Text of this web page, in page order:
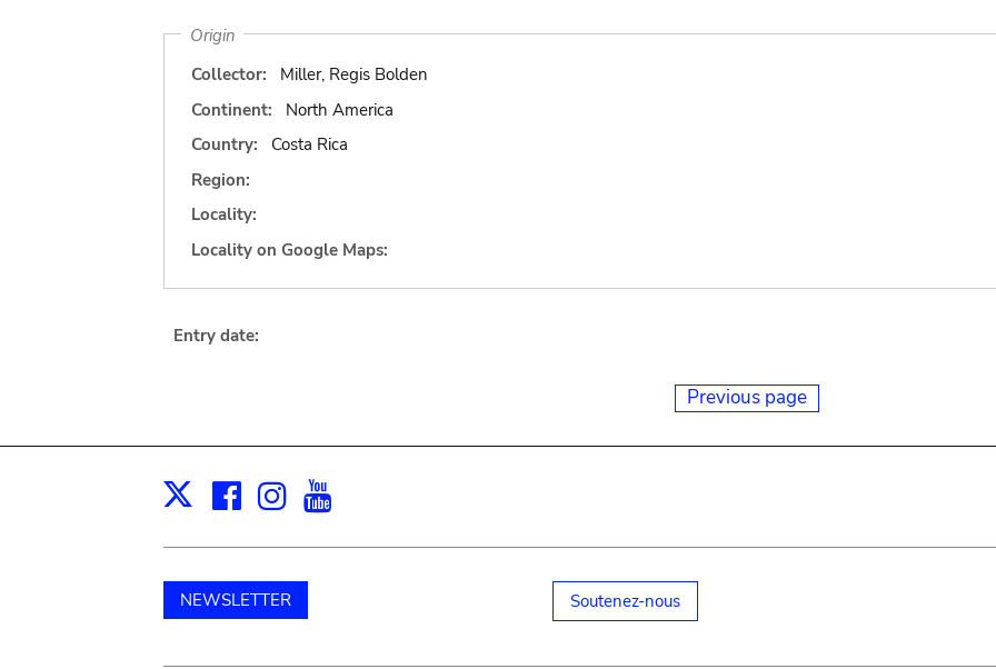
Origin
Collector:
Miller, Regis Bolden
Continent:
North America
Country:
Costa Rica
Region:
Locality:
Locality on Google Maps:
Entry date:
Previous page
X Facebook
Instagram
NEWSLETTER Soutenez-nous